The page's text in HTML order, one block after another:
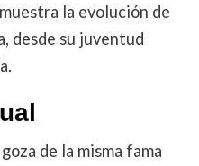
la evolución de
desde su juventud
de la misma fama